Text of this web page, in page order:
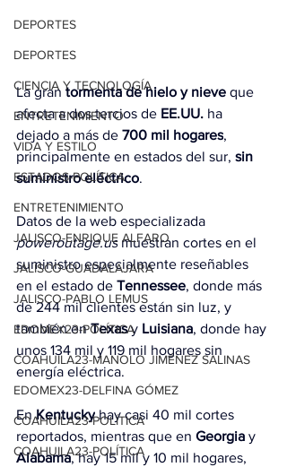
DEPORTES
DEPORTES
CIENCIA Y TECNOLOGÍA
ENTRETENIMIENTO
VIDA Y ESTILO
ESTADOS-POLÍTICA
ENTRETENIMIENTO
JALISCO-ENRIQUE ALFARO
JALISCO-GUADALAJARA
JALISCO-PABLO LEMUS
EDOMEX23-POLÍTICA
COAHUILA23-MANOLO JIMÉNEZ SALINAS
EDOMEX23-DELFINA GÓMEZ
COAHUILA23-POLÍTICA
COAHUILA23-POLÍTICA
La gran tormenta de hielo y nieve que
afecta a dos tercios de EE.UU. ha
dejado a más de 700 mil hogares,
principalmente en estados del sur, sin
suministro eléctrico.
Datos de la web especializada
poweroutage.us muestran cortes en el
suministro especialmente reseñables
en el estado de Tennessee, donde más
de 244 mil clientes están sin luz, y
también en Texas y Luisiana, donde hay
unos 134 mil y 119 mil hogares sin
energía eléctrica.
En Kentucky hay casi 40 mil cortes
reportados, mientras que en Georgia y
Alabama, hay 15 mil y 10 mil hogares,